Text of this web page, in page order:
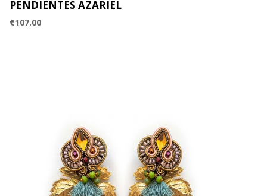
PENDIENTES AZARIEL
€107.00